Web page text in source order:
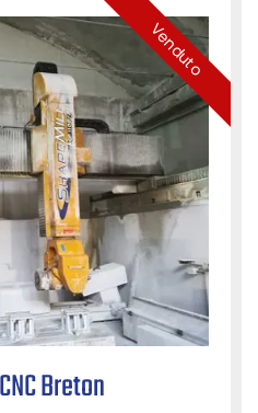
Venduto
Breton